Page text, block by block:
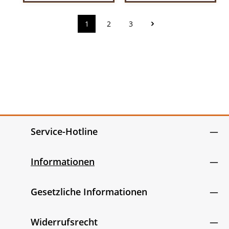
Seite
1 Seite
2 Seite
3
Service-Hotline
Informationen
Gesetzliche Informationen
Widerrufsrecht